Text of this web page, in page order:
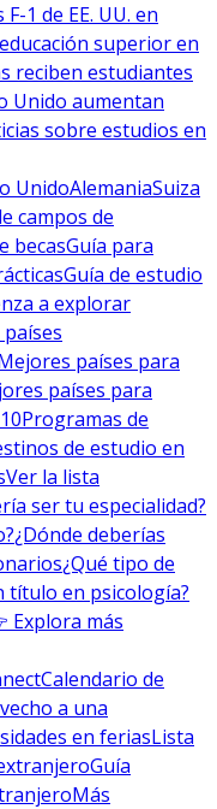
1 de EE. UU. en
superior en
reciben estudiantes
Unido aumentan
sobre estudios en
UnidoAlemaniaSuiza
campos de
becasGuía para
Guía de estudio
a explorar
países para
países para
Programas de
de estudio en
Ver la lista
ser tu especialidad?
¿Dónde deberías
¿Qué tipo de
título en psicología?
Explora más
Calendario de
a una
en feriasLista
Guía
Más